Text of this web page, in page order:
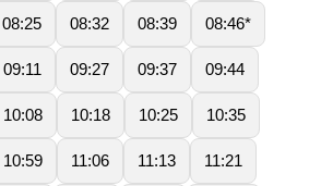
08:25 08:32 08:39 08:46*
09:11 09:27 09:37 09:44
10:08 10:18 10:25 10:35
10:59 11:06 11:13 11:21